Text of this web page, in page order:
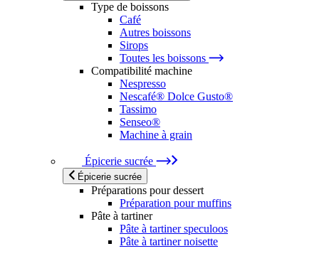
Type de boissons
Café
Autres boissons
Sirops
Toutes les boissons
Compatibilité machine
Nespresso
Nescafé® Dolce Gusto®
Tassimo
Senseo®
Machine à grain
Épicerie sucrée
Épicerie sucrée
Préparations pour dessert
Préparation pour muffins
Pâte à tartiner
Pâte à tartiner speculoos
Pâte à tartiner noisette